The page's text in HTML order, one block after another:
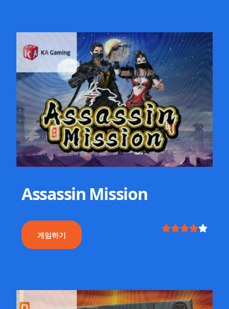
Assassin Mission
게임하기